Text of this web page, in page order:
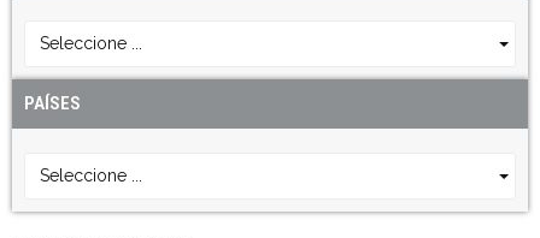
Seleccione ...
PAÍSES
Seleccione ...